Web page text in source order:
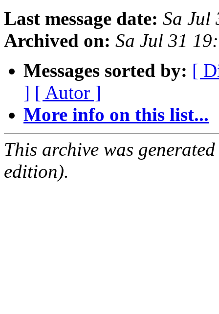
Last message date: Sa Jul
Archived on: Sa Jul 31
Messages sorted by: [
] [ Autor ]
More info on this list...
This archive was
edition).